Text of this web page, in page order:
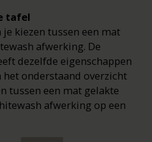
tafel
kiezen tussen een mat
afwerking. De
dezelfde eigenschappen
het onderstaand overzicht
tussen een mat gelakte
afwerking op een